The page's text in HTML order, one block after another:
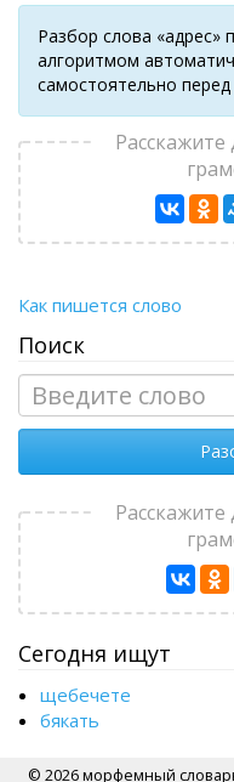
Разбор слова «адрес»
алгоритмом
самостоятельно
Как пишется слово
Поиск
Сегодня ищут
щебечете
бякать
© 2026 морфемный